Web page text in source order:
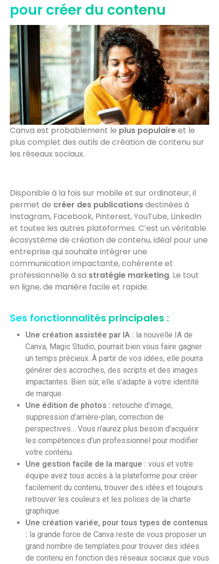
pour créer du contenu
Canva est probablement le plus populaireet le
plus complet des outils de création de contenu sur
les réseaux sociaux.
Disponible à la fois sur mobile et sur ordinateur, il
permet de créer des publicationsdestinées à
Instagram, Facebook, Pinterest, YouTube, LinkedIn
et toutes les autres plateformes. C’est un véritable
écosystème de création de contenu, idéal pour une
entreprise qui souhaite intégrer une
communication impactante, cohérente et
professionnelle à sa stratégie marketing. Le tout
en ligne, de manière facile et rapide.
Ses fonctionnalités principales :
Une création assistée par IA : la nouvelle IA de
Canva, Magic Studio, pourrait bien vous faire gagner
un temps précieux. À partir de vos idées, elle pourra
générer des accroches, des scripts et des images
impactantes. Bien sûr, elle s’adapte à votre identité
de marque.
Une édition de photos : retouche d’image,
suppression d’arrière-plan, correction de
perspectives… Vous n’aurez plus besoin d’acquérir
les compétences d’un professionnel pour modifier
votre contenu.
Une gestion facile de la marque : vous et votre
équipe avez tous accès à la plateforme pour créer
facilement du contenu, trouver des idées et toujours
retrouver les couleurs et les polices de la charte
graphique.
Une création variée, pour tous types de contenus
: la grande force de Canva reste de vous proposer un
grand nombre de templates pour trouver des idées
de contenu en fonction des réseaux sociaux que vous